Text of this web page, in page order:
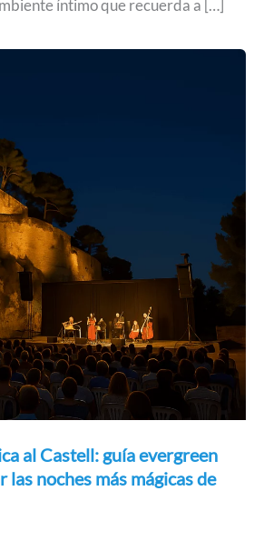
íntimo que recuerda a […]
al Castell: guía evergreen
noches más mágicas de